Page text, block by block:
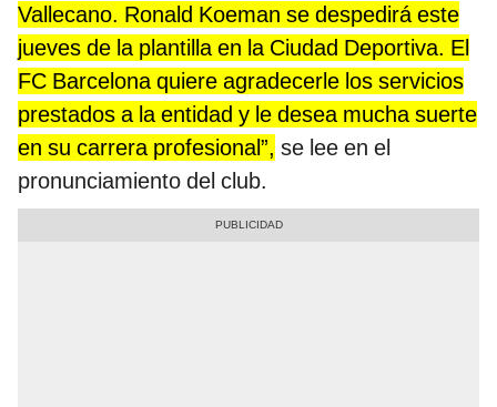
Vallecano. Ronald Koeman se despedirá este
jueves de la plantilla en la Ciudad Deportiva. El
FC Barcelona quiere agradecerle los servicios
prestados a la entidad y le desea mucha suerte
en su carrera profesional”, se lee en el
pronunciamiento del club.